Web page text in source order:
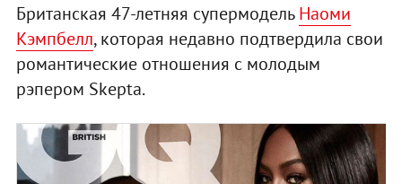
Британская 47-летняя супермодельНаоми
Кэмпбелл, которая недавно подтвердила свои
романтические отношения с молодым
рэпером Skepta.